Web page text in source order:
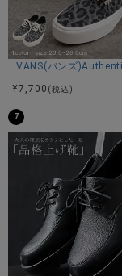
VANS(バンズ
¥7,700 (税込)
7